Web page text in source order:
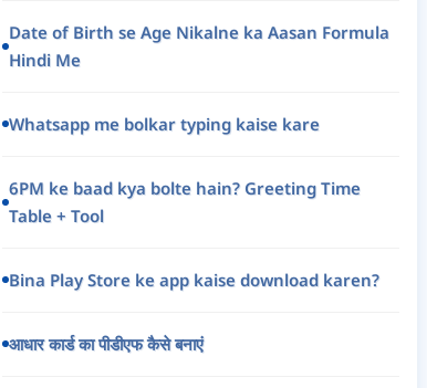
Date of Birth se Age Nikalne ka Aasan Formula
Hindi Me
Whatsapp me bolkar typing kaise kare
6PM ke baad kya bolte hain? Greeting Time
Table + Tool
Bina Play Store ke app kaise download karen?
आधार कार्ड का पीडीएफ कैसे बनाएं